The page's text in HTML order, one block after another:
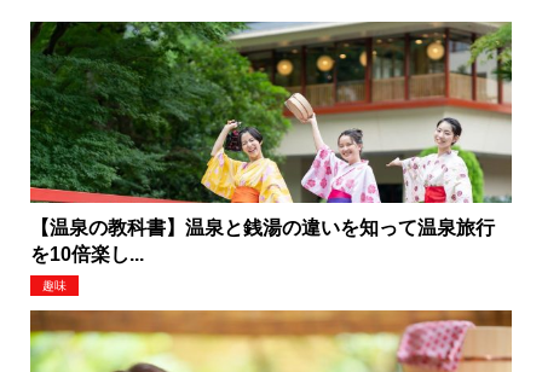
【温泉の教科書】温泉と銭湯の違いを知って温泉旅行
を10倍楽し...
趣味